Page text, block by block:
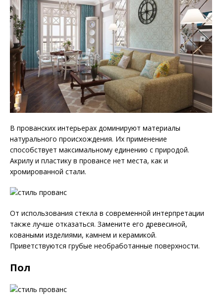
В прованских интерьерах доминируют материалы
натурального происхождения. Их применение
способствует максимальному единению с природой.
Акрилу и пластику в провансе нет места, как и
хромированной стали.
От использования стекла в современной интерпретации
также лучше отказаться. Замените его древесиной,
коваными изделиями, камнем и керамикой.
Приветствуются грубые необработанные поверхности.
Пол